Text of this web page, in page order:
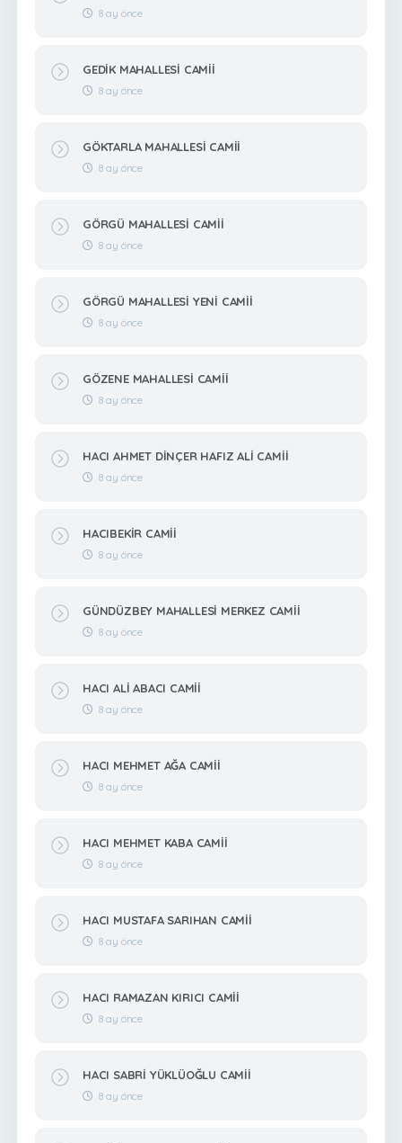
8 ay önce
GEDİK MAHALLESİ CAMİİ
8 ay önce
GÖKTARLA MAHALLESİ CAMİİ
8 ay önce
GÖRGÜ MAHALLESİ CAMİİ
8 ay önce
GÖRGÜ MAHALLESİ YENİ CAMİİ
8 ay önce
GÖZENE MAHALLESİ CAMİİ
8 ay önce
HACI AHMET DİNÇER HAFIZ ALİ CAMİİ
8 ay önce
HACIBEKİR CAMİİ
8 ay önce
GÜNDÜZBEY MAHALLESİ MERKEZ CAMİİ
8 ay önce
HACI ALİ ABACI CAMİİ
8 ay önce
HACI MEHMET AĞA CAMİİ
8 ay önce
HACI MEHMET KABA CAMİİ
8 ay önce
HACI MUSTAFA SARIHAN CAMİİ
8 ay önce
HACI RAMAZAN KIRICI CAMİİ
8 ay önce
HACI SABRİ YÜKLÜOĞLU CAMİİ
8 ay önce